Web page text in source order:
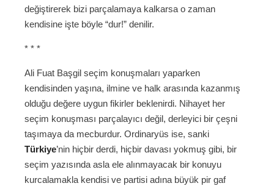
değiştirerek bizi parçalamaya kalkarsa o zaman
kendisine işte böyle “dur!” denilir.
* * *
Ali Fuat Başgil seçim konuşmaları yaparken
kendisinden yaşına, ilmine ve halk arasında kazanmış
olduğu değere uygun fikirler beklenirdi. Nihayet her
seçim konuşması parçalayıcı değil, derleyici bir çeşni
taşımaya da mecburdur. Ordinaryüs ise, sanki
Türkiye’nin hiçbir derdi, hiçbir davası yokmuş gibi, bir
seçim yazısında asla ele alınmayacak bir konuyu
kurcalamakla kendisi ve partisi adına büyük pir gaf